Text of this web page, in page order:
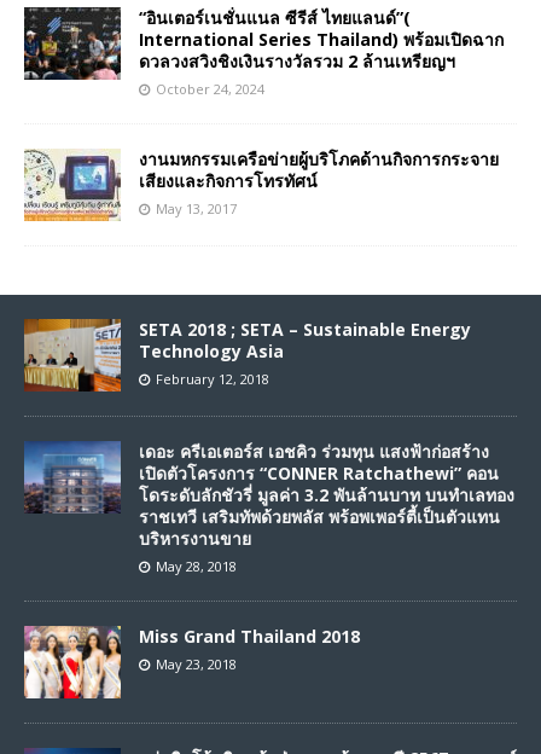
“อินเตอร์เนชั่นแนล ซีรีส์ ไทยแลนด์”(
International Series Thailand) พร้อมเปิดฉาก
ดวลวงสวิงชิงเงินรางวัลรวม 2 ล้านเหรียญฯ
October 24, 2024
งานมหกรรมเครือข่ายผู้บริโภคด้านกิจการกระจาย
เสียงและกิจการโทรทัศน์
May 13, 2017
SETA 2018 ; SETA – Sustainable Energy
Technology Asia
February 12, 2018
เดอะ ครีเอเตอร์ส เอชคิว ร่วมทุน แสงฟ้าก่อสร้าง
เปิดตัวโครงการ “CONNER Ratchathewi” คอน
โดระดับลักชัวรี่ มูลค่า 3.2 พันล้านบาท บนทำเลทอง
ราชเทวี เสริมทัพด้วยพลัส พร้อพเพอร์ตี้เป็นตัวแทน
บริหารงานขาย
May 28, 2018
Miss Grand Thailand 2018
May 23, 2018